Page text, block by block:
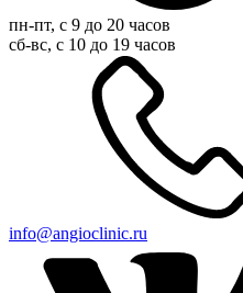
пн-пт, с 9 до 20 часов
сб-вс, с 10 до 19 часов
info@angioclinic.ru